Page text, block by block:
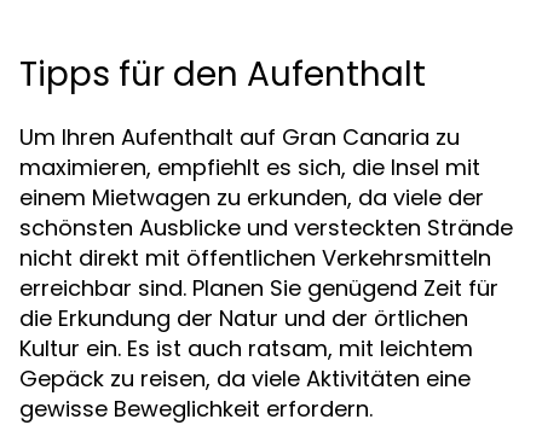
Tipps für den Aufenthalt
Um Ihren Aufenthalt auf Gran Canaria zu
maximieren, empfiehlt es sich, die Insel mit
einem Mietwagen zu erkunden, da viele der
schönsten Ausblicke und versteckten Strände
nicht direkt mit öffentlichen Verkehrsmitteln
erreichbar sind. Planen Sie genügend Zeit für
die Erkundung der Natur und der örtlichen
Kultur ein. Es ist auch ratsam, mit leichtem
Gepäck zu reisen, da viele Aktivitäten eine
gewisse Beweglichkeit erfordern.